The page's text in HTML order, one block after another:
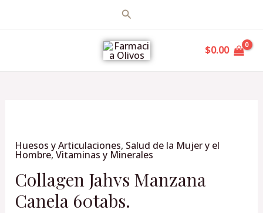
Buscar
$0.00
Huesos y Articulaciones, Salud de la Mujer y el
Hombre,Vitaminas y Minerales
Collagen Jahvs Manzana
Canela 60tabs.
Manzana
Canela
60tabs.
cantidad